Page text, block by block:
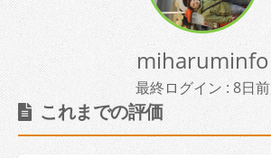
miharuminfo
最終ログイン : 8日前
これまでの評価